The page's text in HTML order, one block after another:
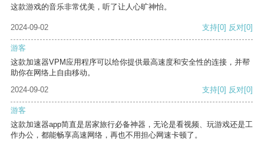
这款游戏的音乐非常优美，听了让人心旷神怡。
2024-09-02 支持[0] 反对[0]
游客
这款加速器VPM应用程序可以给你提供最高速度和安全性的连接，并帮
助你在网络上自由移动。
2024-09-02
支持[0] 反对[0]
游客
这款加速器app简直是居家旅行必备神器，无论是看视频、玩游戏还是工
作办公，都能畅享高速网络，再也不用担心网速卡顿了。